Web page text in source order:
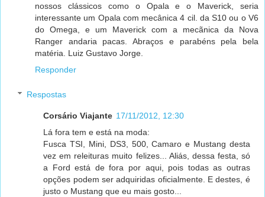
nossos clássicos como o Opala e o Maverick, seria
interessante um Opala com mecânica 4 cil. da S10 ou o V6
do Omega, e um Maverick com a mecãnica da Nova
Ranger andaria pacas. Abraços e parabéns pela bela
matéria. Luiz Gustavo Jorge.
Responder
Respostas
Corsário Viajante 17/11/2012, 12:30
Lá fora tem e está na moda:
Fusca TSI, Mini, DS3, 500, Camaro e Mustang desta
vez em releituras muito felizes... Aliás, dessa festa, só
a Ford está de fora por aqui, pois todas as outras
opções podem ser adquiridas oficialmente. E destes, é
justo o Mustang que eu mais gosto...